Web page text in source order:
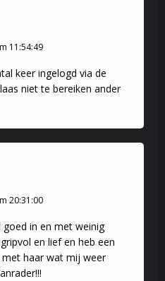
11:54:49
keer ingelogd via de
niet te bereiken ander
20:31:00
in en met weinig
en lief en heb een
haar wat mij weer